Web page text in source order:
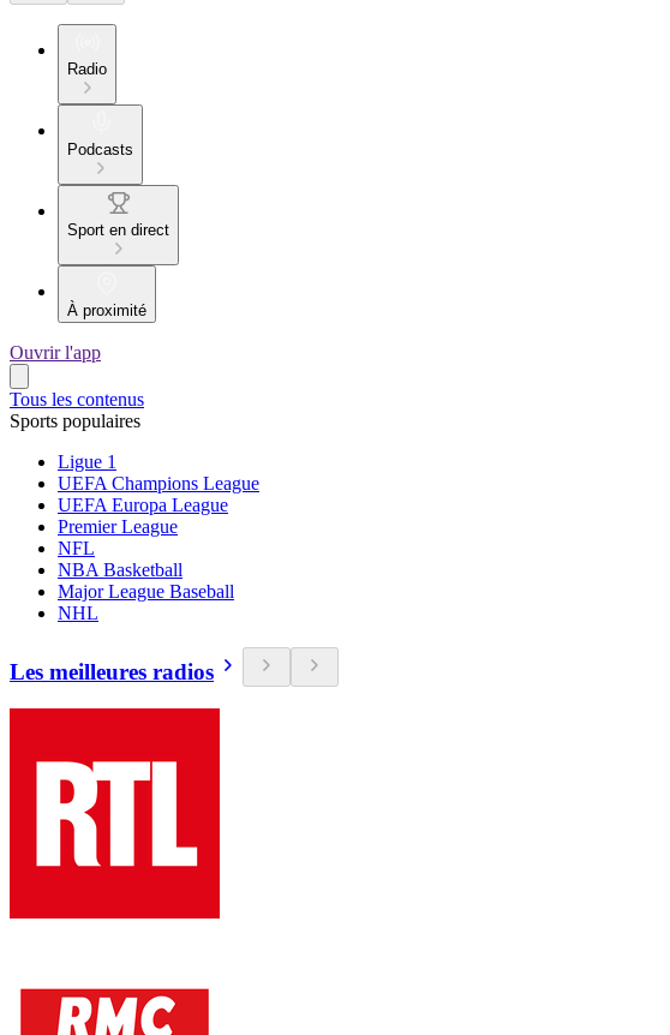
Radio
Podcasts
Sport en direct
À proximité
Ouvrir l'app
Tous les contenus
Sports populaires
Ligue 1
UEFA Champions League
UEFA Europa League
Premier League
NFL
NBA Basketball
Major League Baseball
NHL
Les meilleures radios